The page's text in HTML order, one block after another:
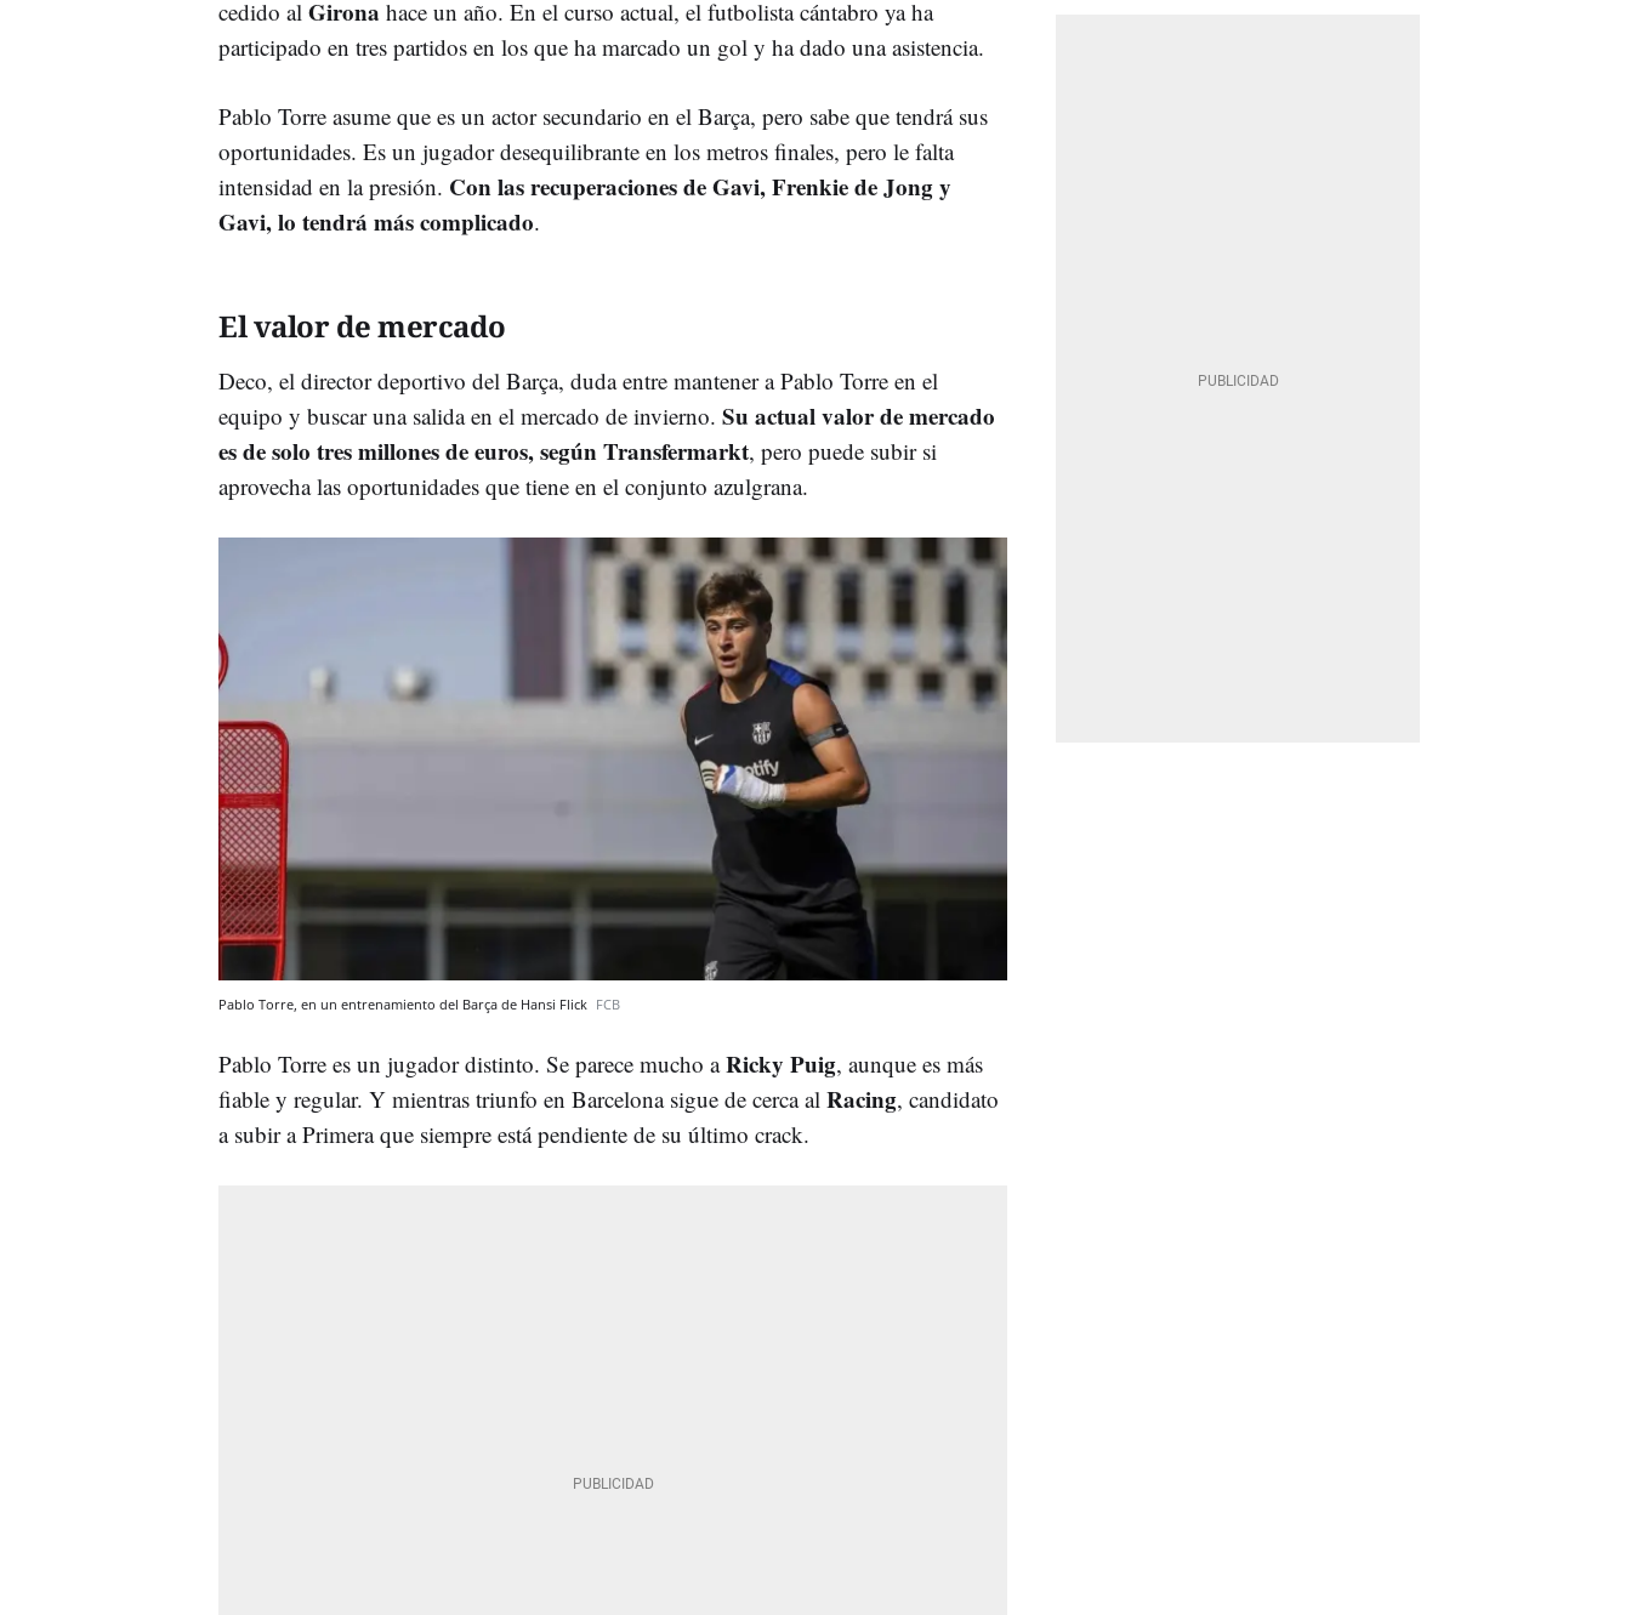
cedido al Girona hace un año. En el curso actual, el futbolista cántabro ya ha
participado en tres partidos en los que ha marcado un gol y ha dado una asistencia.
Pablo Torre asume que es un actor secundario en el Barça, pero sabe que tendrá sus
oportunidades. Es un jugador desequilibrante en los metros finales, pero le falta
intensidad en la presión. Con las recuperaciones de Gavi, Frenkie de Jong y
Gavi, lo tendrá más complicado.
El valor de mercado
Deco, el director deportivo del Barça, duda entre mantener a Pablo Torre en el
equipo y buscar una salida en el mercado de invierno. Su actual valor de mercado
es de solo tres millones de euros, según Transfermarkt, pero puede subir si
aprovecha las oportunidades que tiene en el conjunto azulgrana.
Pablo Torre, en un entrenamiento del Barça de Hansi Flick FCB
Pablo Torre es un jugador distinto. Se parece mucho aRicky Puig, aunque es más
fiable y regular. Y mientras triunfo en Barcelona sigue de cerca al Racing, candidato
a subir a Primera que siempre está pendiente de su último crack.